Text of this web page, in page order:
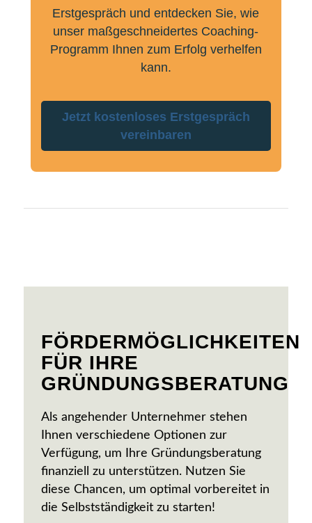
Erstgespräch und entdecken Sie, wie
unser maßgeschneidertes Coaching-
Programm Ihnen zum Erfolg verhelfen
kann.
Jetzt kostenloses Erstgespräch
vereinbaren
FÖRDERMÖGLICHKEITEN
FÜR IHRE
GRÜNDUNGSBERATUNG
Als angehender Unternehmer stehen
Ihnen verschiedene Optionen zur
Verfügung, um Ihre Gründungsberatung
finanziell zu unterstützen. Nutzen Sie
diese Chancen, um optimal vorbereitet in
die Selbstständigkeit zu starten!